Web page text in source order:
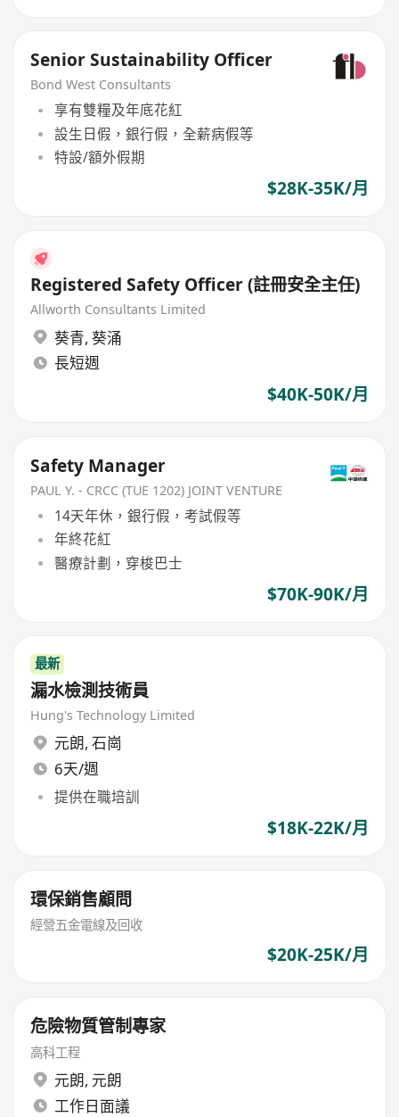
Senior Sustainability Officer
Bond West Consultants
享有雙糧及年底花紅
設生日假，銀行假，全薪病假等
特設/額外假期
$28K-35K/月
Registered Safety Officer (註冊安全主任)
Allworth Consultants Limited
葵青, 葵涌
長短週
$40K-50K/月
Safety Manager
PAUL Y. - CRCC (TUE 1202) JOINT VENTURE
14天年休，銀行假，考試假等
年終花紅
醫療計劃，穿梭巴士
$70K-90K/月
最新
漏水檢測技術員
Hung's Technology Limited
元朗, 石崗
6天/週
提供在職培訓
$18K-22K/月
環保銷售顧問
經營五金電線及回收
$20K-25K/月
危險物質管制專家
高科工程
元朗, 元朗
工作日面議